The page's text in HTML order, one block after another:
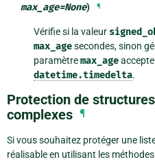
max_age=None) ¶
Vérifie si la valeur
max_agesecondes, sinon
paramètremax_age
datetime.timedelta.
Protection de
complexes ¶
Si vous souhaitez protéger une
réalisable en utilisant les méthodes